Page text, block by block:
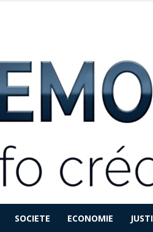
SOCIETE ECONOMIE